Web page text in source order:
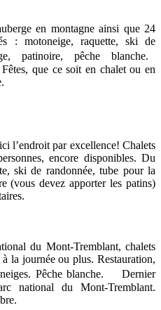
en montagne ainsi que 24
: motoneige, raquette, ski de
patinoire, pêche blanche.
que ce soit en chalet ou en
l’endroit par excellence! Chalets
encore disponibles. Du
ski de randonnée, tube pour la
(vous devez apporter les patins)
du Mont-Tremblant, chalets
la journée ou plus. Restauration,
Pêche blanche. Dernier
national du Mont-Tremblant.